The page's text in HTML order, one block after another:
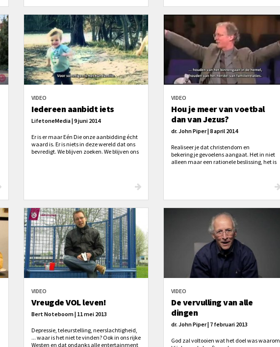
VIDEO
Iedereen aanbidt iets
LifetoneMedia | 9 juni 2014
Er is er maar Eén Die onze aanbidding écht
waard is. Er is niets in deze wereld dat ons
bevredigt. We blijven zoeken. We blijven ons
VIDEO
Hou je meer van voetbal
dan van Jezus?
dr. John Piper | 8 april 2014
Realiseer je dat christendom en
bekering je gevoelens aangaat. Het in niet
alleen maar een rationele beslissing, het is
VIDEO
Vreugde VOL leven!
Bert Noteboom | 11 mei 2013
Depressie, teleurstelling, neerslachtigheid,
... waar is het niet te vinden? Ook in ons rijke
Westen en dat ondanks alle entertainment
VIDEO
De vervulling van alle
dingen
dr. John Piper | 7 februari 2013
God zal voltooien wat het doel was waarom